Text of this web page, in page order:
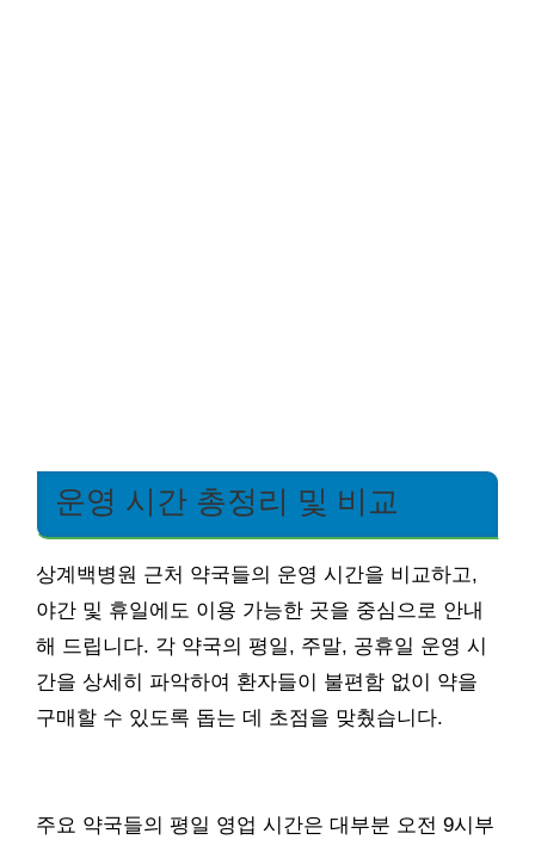
운영 시간 총정리 및 비교
상계백병원 근처 약국들의 운영 시간을 비교하고,
야간 및 휴일에도 이용 가능한 곳을 중심으로 안내
해 드립니다. 각 약국의 평일, 주말, 공휴일 운영 시
간을 상세히 파악하여 환자들이 불편함 없이 약을
구매할 수 있도록 돕는 데 초점을 맞췄습니다.
주요 약국들의 평일 영업 시간은 대부분 오전 9시부